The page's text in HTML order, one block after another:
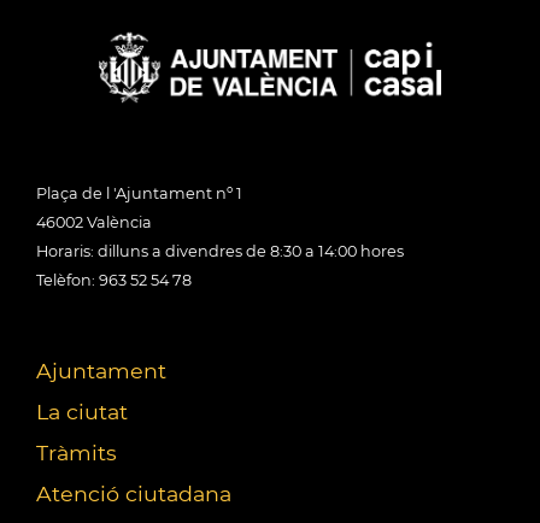
Plaça de l 'Ajuntament nº 1
46002 València
Horaris: dilluns a divendres de 8:30 a 14:00 hores
Telèfon: 963 52 54 78
Ajuntament
La ciutat
Tràmits
Atenció ciutadana